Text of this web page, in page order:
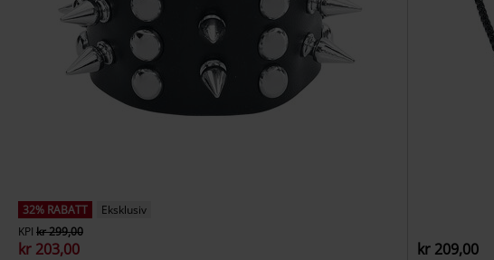
32% RABATT
Eksklusiv
KPI kr 299,00
kr 203,00 kr 209,00